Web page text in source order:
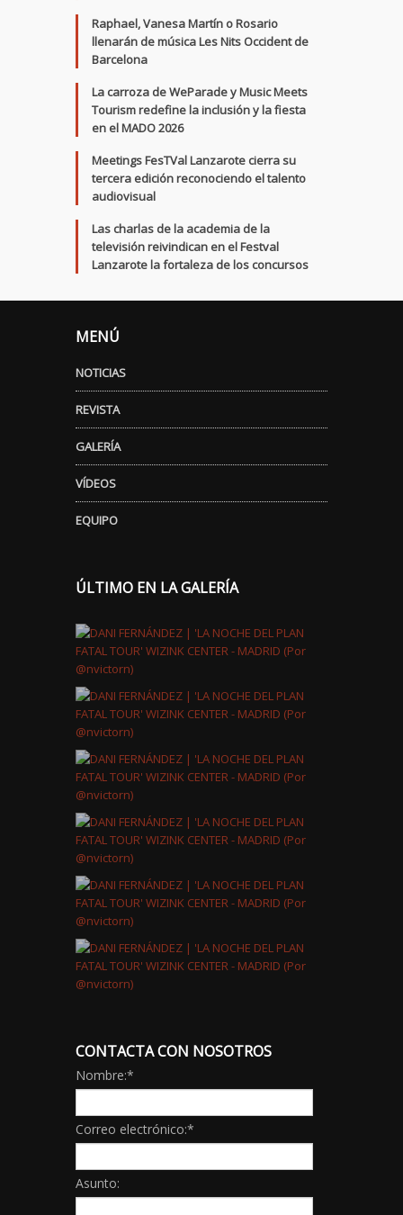
Raphael, Vanesa Martín o Rosario
llenarán de música Les Nits Occident de
Barcelona
La carroza de WeParade y Music Meets
Tourism redefine la inclusión y la fiesta
en el MADO 2026
Meetings FesTVal Lanzarote cierra su
tercera edición reconociendo el talento
audiovisual
Las charlas de la academia de la
televisión reivindican en el Festval
Lanzarote la fortaleza de los concursos
MENÚ
NOTICIAS
REVISTA
GALERÍA
VÍDEOS
EQUIPO
ÚLTIMO EN LA GALERÍA
CONTACTA CON NOSOTROS
Nombre:*
Correo electrónico:*
Asunto: